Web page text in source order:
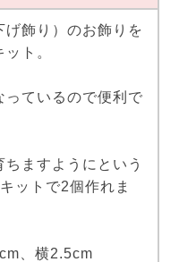
飾り）のお飾りを
ト。
っているので便利で
ますようにという
ットで2個作れま
、横2.5cm